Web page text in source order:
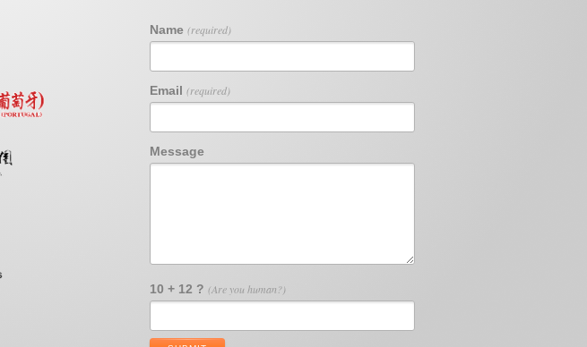
Name (required)
Email (required)
Message
10 + 12 ? (Are you human?)